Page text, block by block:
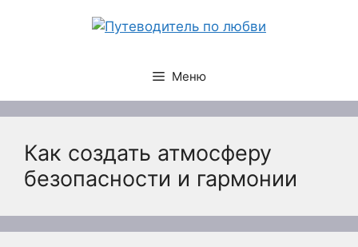
Меню
Как создать атмосферу
безопасности и гармонии